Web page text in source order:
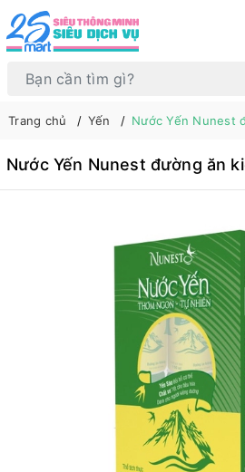
Trang chủ Yến Nước Yến Nunest
Nước Yến Nunest đường ăn